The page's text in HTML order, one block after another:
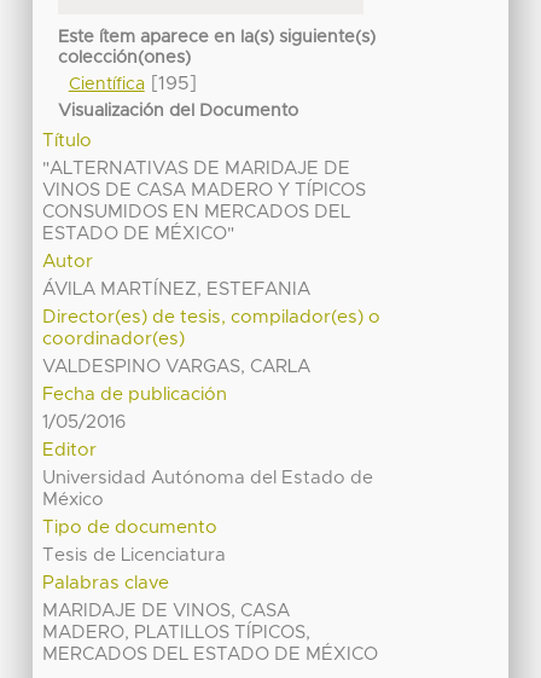
Este ítem aparece en la(s) siguiente(s)
colección(ones)
Científica[195]
Visualización del Documento
Título
"ALTERNATIVAS DE MARIDAJE DE
VINOS DE CASA MADERO Y TÍPICOS
CONSUMIDOS EN MERCADOS DEL
ESTADO DE MÉXICO"
Autor
ÁVILA MARTÍNEZ, ESTEFANIA
Director(es) de tesis, compilador(es) o
coordinador(es)
VALDESPINO VARGAS, CARLA
Fecha de publicación
1/05/2016
Editor
Universidad Autónoma del Estado de
México
Tipo de documento
Tesis de Licenciatura
Palabras clave
MARIDAJE DE VINOS, CASA
MADERO, PLATILLOS TÍPICOS,
MERCADOS DEL ESTADO DE MÉXICO